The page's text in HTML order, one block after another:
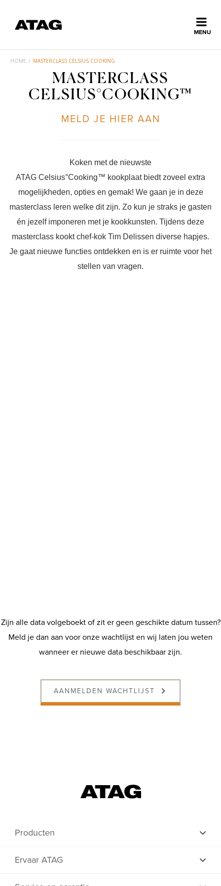
MENU
Inspiratie
Service
Shop
HOME / MASTERCLASS CELSIUS COOKING
MASTERCLASS
CELSIUS°COOKING™
MELD JE HIER AAN
Koken met de nieuwste
ATAG Celsius°Cooking™ kookplaat biedt zoveel extra
mogelijkheden, opties en gemak! We gaan je in deze
masterclass leren welke dit zijn. Zo kun je straks je gasten
én jezelf imponeren met je kookkunsten. Tijdens deze
masterclass kookt chef-kok Tim Delissen diverse hapjes.
Je gaat nieuwe functies ontdekken en is er ruimte voor het
stellen van vragen.
Zijn alle data volgeboekt of zit er geen geschikte datum tussen?
Meld je dan aan voor onze wachtlijst en wij laten jou weten
wanneer er nieuwe data beschikbaar zijn.
AANMELDEN WACHTLIJST
Producten
Ervaar ATAG